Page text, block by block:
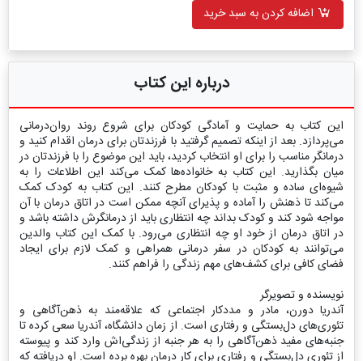
اضافه کردن به سبد خرید
درباره این کتاب
این کتاب به حمایت و آمادگی کودکان برای شروع روند روان‌درمانی
می‌پردازد. بعد از اینکه تصمیم گرفتید با فرزندتان برای درمان اقدام کنید و
درمانگر مناسب را برای او انتخاب کردید، باید این موضوع را با فرزندتان در
میان بگذارید. این کتاب به خانواده‌ها کمک می‌کند این اطلاعات را به
شیوه‌ای ساده و مثبت با کودکان مطرح کنند. این کتاب به کودک کمک
می‌کند تا ذهنش را آماده و پذیرای آنچه ممکن است در اتاق درمان با آن
مواجه شود کند و کودک بداند چه انتظاری باید از درمانگرش داشته باشد و
در اتاق درمان از خود او چه انتظاری می‌رود. با کمک این کتاب والدین
می‌توانند به کودکان در سفر درمانی همراهی و کمک لازم برای ایجاد
فضای کافی برای کشف‌های مهم زندگی را فراهم کنند.
نویسنده و تصویرگر
آندریا دورن، مادر و مددكار اجتماعی كه علاقه‌مند به ذهن‌آگاهی و
تئوری‌های دل‌بستگی و رفتاری است. از زمان دانشگاه، آندریا سعی كرده تا
جنبه‌های مفید ذهن‌آگاهی را به هر جنبه از زندگی‌اش وارد كند و پیوسته
از تئوری دل‌بستگی و رفتاری برای كار درمان بهره برده است. او دریافته كه